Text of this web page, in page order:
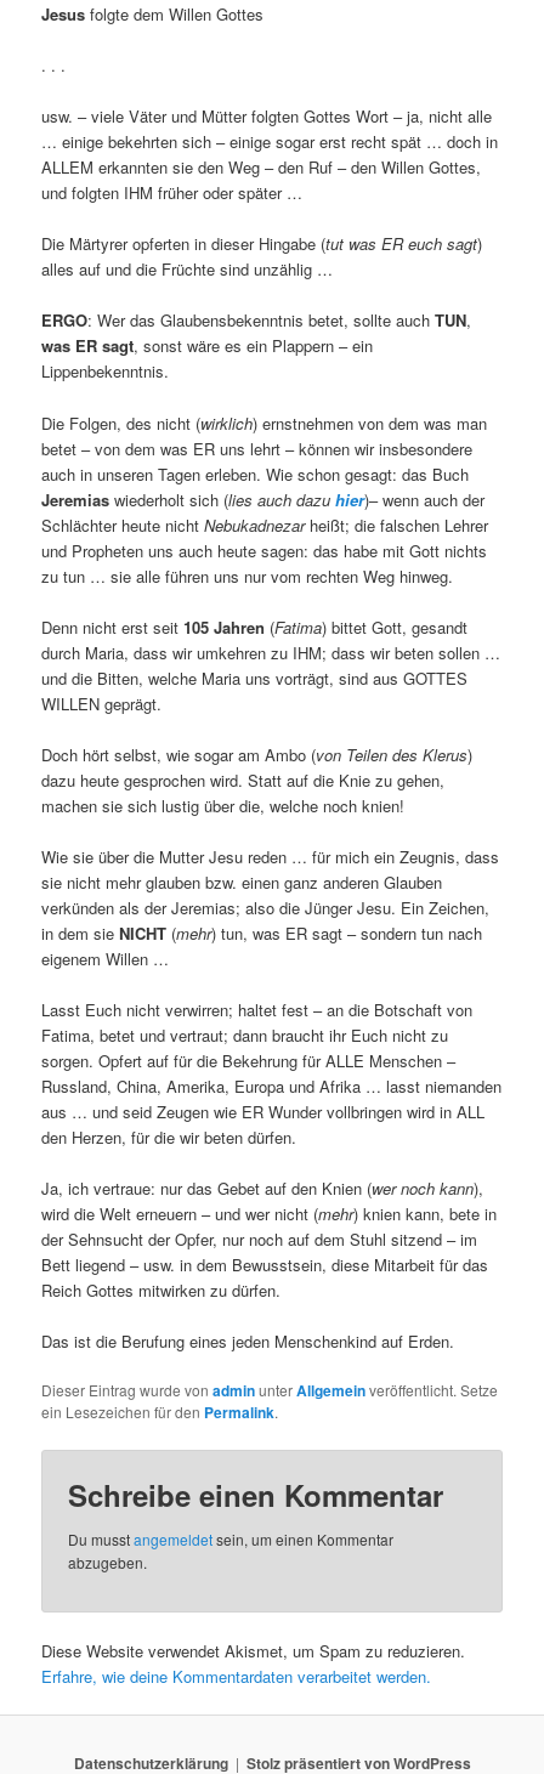
Jesus folgte dem Willen Gottes
. . .
usw. – viele Väter und Mütter folgten Gottes Wort – ja, nicht alle
… einige bekehrten sich – einige sogar erst recht spät … doch in
ALLEM erkannten sie den Weg – den Ruf – den Willen Gottes,
und folgten IHM früher oder später …
Die Märtyrer opferten in dieser Hingabe (tut was ER euch sagt)
alles auf und die Früchte sind unzählig …
ERGO: Wer das Glaubensbekenntnis betet, sollte auchTUN,
was ER sagt, sonst wäre es ein Plappern – ein
Lippenbekenntnis.
Die Folgen, des nicht (wirklich) ernstnehmen von dem was man
betet – von dem was ER uns lehrt – können wir insbesondere
auch in unseren Tagen erleben. Wie schon gesagt: das Buch
Jeremias wiederholt sich (lies auch dazuhier)– wenn auch der
Schlächter heute nichtNebukadnezarheißt; die falschen Lehrer
und Propheten uns auch heute sagen: das habe mit Gott nichts
zu tun … sie alle führen uns nur vom rechten Weg hinweg.
Denn nicht erst seit105 Jahren (Fatima) bittet Gott, gesandt
durch Maria, dass wir umkehren zu IHM; dass wir beten sollen …
und die Bitten, welche Maria uns vorträgt, sind aus GOTTES
WILLEN geprägt.
Doch hört selbst, wie sogar am Ambo (von Teilen des Klerus)
dazu heute gesprochen wird. Statt auf die Knie zu gehen,
machen sie sich lustig über die, welche noch knien!
Wie sie über die Mutter Jesu reden … für mich ein Zeugnis, dass
sie nicht mehr glauben bzw. einen ganz anderen Glauben
verkünden als der Jeremias; also die Jünger Jesu. Ein Zeichen,
in dem sieNICHT (mehr) tun, was ER sagt – sondern tun nach
eigenem Willen …
Lasst Euch nicht verwirren; haltet fest – an die Botschaft von
Fatima, betet und vertraut; dann braucht ihr Euch nicht zu
sorgen. Opfert auf für die Bekehrung für ALLE Menschen –
Russland, China, Amerika, Europa und Afrika … lasst niemanden
aus … und seid Zeugen wie ER Wunder vollbringen wird in ALL
den Herzen, für die wir beten dürfen.
Ja, ich vertraue: nur das Gebet auf den Knien (wer noch kann),
wird die Welt erneuern – und wer nicht (mehr) knien kann, bete in
der Sehnsucht der Opfer, nur noch auf dem Stuhl sitzend – im
Bett liegend – usw. in dem Bewusstsein, diese Mitarbeit für das
Reich Gottes mitwirken zu dürfen.
Das ist die Berufung eines jeden Menschenkind auf Erden.
Dieser Eintrag wurde vonadminunterAllgemeinveröffentlicht. Setze
ein Lesezeichen für den Permalink.
Schreibe einen Kommentar
Du musstangemeldetsein, um einen Kommentar
abzugeben.
Diese Website verwendet Akismet, um Spam zu reduzieren.
Erfahre, wie deine Kommentardaten verarbeitet werden.
Datenschutzerklärung Stolz präsentiert von WordPress